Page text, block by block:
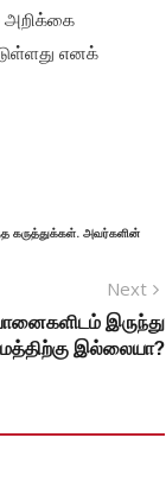
அறிக்கை
எனக்
கருத்துக்கள். அவர்களின்
Next
இருந்து
இல்லையா?